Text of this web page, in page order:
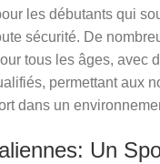
les débutants qui
sécurité. De
tous les âges, avec
permettant aux
dans un
Un